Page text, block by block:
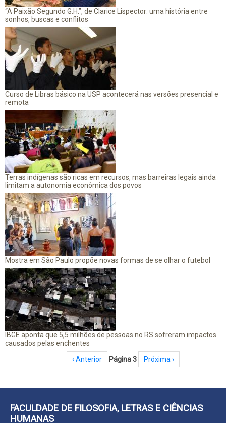
“A Paixão Segundo G.H.”, de Clarice Lispector: uma história entre
sonhos, buscas e conflitos
Curso de Libras básico na USP acontecerá nas versões presencial e
remota
Terras indígenas são ricas em recursos, mas barreiras legais ainda
limitam a autonomia econômica dos povos
Mostra em São Paulo propõe novas formas de se olhar o futebol
IBGE aponta que 5,5 milhões de pessoas no RS sofreram impactos
causados pelas enchentes
Página anterior
‹ Anterior Página 3 Próxima página
Próxima ›
FACULDADE DE FILOSOFIA, LETRAS E CIÊNCIAS
HUMANAS